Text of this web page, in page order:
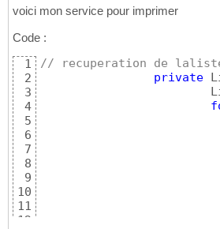
17
voici mon service pour imprimer
Code :
1
2
3
4
5
6
7
8
9
10
11
12
// recuperation de
private